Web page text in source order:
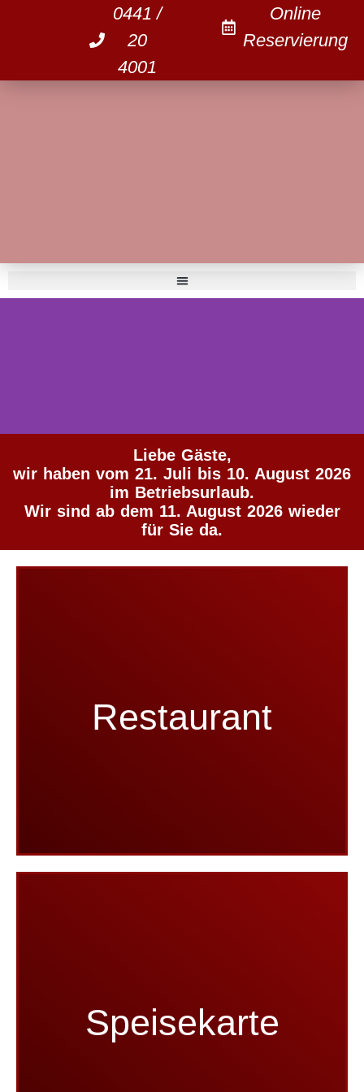
0441 /
20
4001
Online
Reservierung
Mediteran
Oldenburg
Liebe Gäste,
wir haben vom 21. Juli bis 10. August 2026
im Betriebsurlaub.
Wir sind ab dem 11. August 2026 wieder
für Sie da.
Restaurant
Restaurant
Speisekarte
Speisekarte